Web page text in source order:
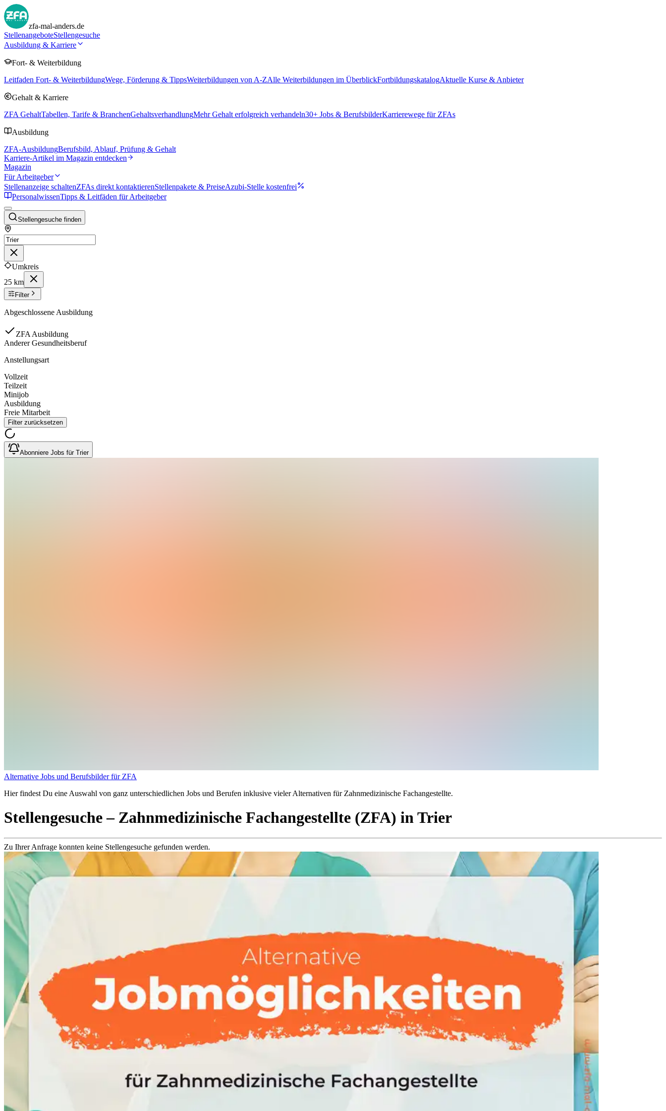
zfa-mal-anders.de
StellenangeboteStellengesuche
Ausbildung & Karriere
Fort- & Weiterbildung
Leitfaden Fort- & WeiterbildungWege, Förderung & TippsWeiterbildungen von A-ZAlle Weiterbildungen im ÜberblickFortbildungskatalogAktuelle Kurse & Anbieter
Gehalt & Karriere
ZFA GehaltTabellen, Tarife & BranchenGehaltsverhandlungMehr Gehalt erfolgreich verhandeln30+ Jobs & BerufsbilderKarrierewege für ZFAs
Ausbildung
ZFA-AusbildungBerufsbild, Ablauf, Prüfung & Gehalt
Karriere-Artikel im Magazin entdecken
Magazin
Für Arbeitgeber
Stellenanzeige schaltenZFAs direkt kontaktierenStellenpakete & PreiseAzubi-Stelle kostenfrei
PersonalwissenTipps & Leitfäden für Arbeitgeber
Stellengesuche finden
Umkreis
25 km
Filter
Abgeschlossene Ausbildung
ZFA Ausbildung
Anderer Gesundheitsberuf
Anstellungsart
Vollzeit
Teilzeit
Minijob
Ausbildung
Freie Mitarbeit
Filter zurücksetzen
Abonniere Jobs für Trier
Alternative Jobs und Berufsbilder für ZFA
Hier findest Du eine Auswahl von ganz unterschiedlichen Jobs und Berufen inklusive vieler Alternativen für Zahnmedizinische Fachangestellte.
Stellengesuche– Zahnmedizinische Fachangestellte (ZFA) inTrier
Zu Ihrer Anfrage konnten keine Stellengesuche gefunden werden.